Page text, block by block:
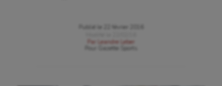
Publié le
22 février 2016
Par
Leandre Leber
Gazette Sports